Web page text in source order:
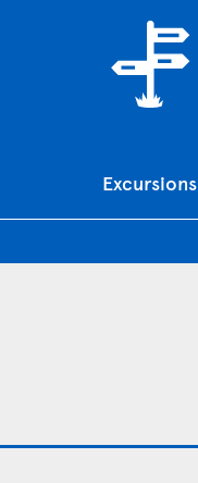
Excursions